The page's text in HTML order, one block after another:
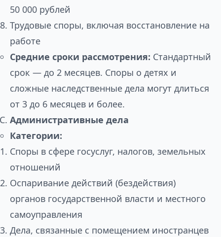
50 000 рублей
Трудовые споры, включая восстановление на
работе
Средние сроки рассмотрения: Стандартный
срок — до 2 месяцев. Споры о детях и
сложные наследственные дела могут длиться
от 3 до 6 месяцев и более.
Административные дела
Категории:
Споры в сфере госуслуг, налогов, земельных
отношений
Оспаривание действий (бездействия)
органов государственной власти и местного
самоуправления
Дела, связанные с помещением иностранцев